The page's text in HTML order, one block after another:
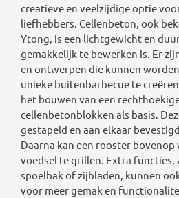
creatieve en veelzijdige optie
liefhebbers. Cellenbeton, ook
Ytong, is een lichtgewicht en
gemakkelijk te bewerken is. Er
en ontwerpen die kunnen
unieke buitenbarbecue te
het bouwen van een
cellenbetonblokken als basis.
gestapeld en aan elkaar
Daarna kan een rooster
voedsel te grillen. Extra functies,
spoelbak of zijbladen, kunnen
voor meer gemak en